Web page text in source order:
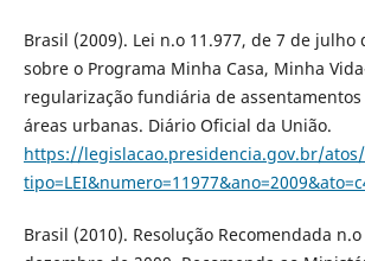
Brasil (2009). Lei n.o 11.977, de 7 de julho
sobre o Programa Minha Casa, Minha
regularização fundiária de assentamentos
áreas urbanas. Diário Oficial da União.
https://legislacao.presidencia.gov.br/
Brasil (2010). Resolução Recomendada